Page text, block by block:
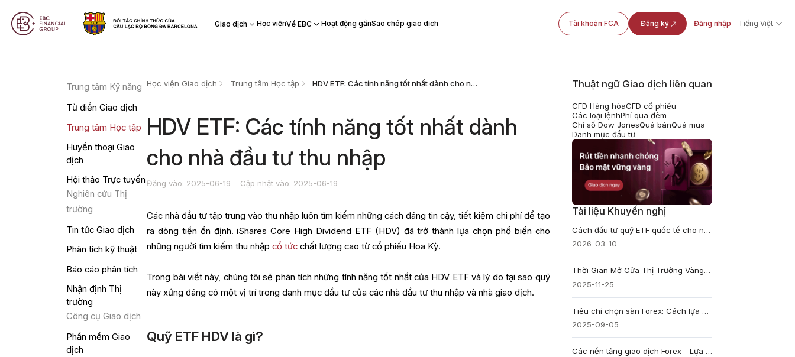
Giao dịch Học việnVề EBC Hoạt động gầnSao chép giao dịch Tài khoản FCA Đăng ký Đăng nhập Tiếng Việt
Trung tâm Kỹ năng
Từ điển Giao dịch
Trung tâm Học tập
Huyền thoại Giao
dịch
Hội thảo Trực tuyến
Nghiên cứu Thị
trường
Tin tức Giao dịch
Phân tích kỹ thuật
Báo cáo phân tích
Nhận định Thị
trường
Công cụ Giao dịch
Phần mềm Giao
dịch
Học viện Giao dịch Trung tâm Học tập HDV ETF: Các tính năng tốt nhất dành cho nhà đầu tư thu nhập
HDV ETF: Các tính năng tốt nhất dành
cho nhà đầu tư thu nhập
Đăng vào: 2025-06-19 Cập nhật vào: 2025-06-19
Các nhà đầu tư tập trung vào thu nhập luôn tìm kiếm những cách đáng tin cậy, tiết kiệm chi phí để tạo
ra dòng tiền ổn định. iShares Core High Dividend ETF (HDV) đã trở thành lựa chọn phổ biến cho
những người tìm kiếm thu nhậpcổ tức chất lượng cao từ cổ phiếu Hoa Kỳ.
Trong bài viết này, chúng tôi sẽ phân tích những tính năng tốt nhất của HDV ETF và lý do tại sao quỹ
này xứng đáng có một vị trí trong danh mục đầu tư của các nhà đầu tư thu nhập và nhà giao dịch.
Quỹ ETF HDV là gì?
Thuật ngữ Giao dịch liên quan
CFD Hàng hóaCFD cổ phiếu
Các loại lệnhPhí qua đêm
Chỉ số Dow JonesQuá bánQuá mua
Danh mục đầu tư
Tài liệu Khuyến nghị
Cách đầu tư quỹ ETF quốc tế cho người mới bắt đầu
2026-03-10
Thời Gian Mở Cửa Thị Trường Vàng XAUUSD tại Việt Nam: Hướng Dẫn Giao Dịch Toàn Diện
2025-11-25
Tiêu chí chọn sàn Forex: Cách lựa chọn sàn giao dịch tốt nhất
2025-09-05
Các nền tảng giao dịch Forex - Lựa chọn nào phù hợp với bạn?